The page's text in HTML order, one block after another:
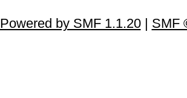
Powered by SMF 1.1.20| SMF